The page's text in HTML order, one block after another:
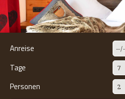
Anreise
Tage
Personen